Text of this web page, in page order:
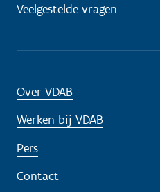
Veelgestelde vragen
Over VDAB
Werken bij VDAB
Pers
Contact